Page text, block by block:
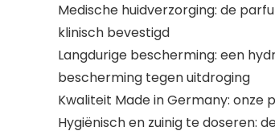
Medische huidverzorging: de
klinisch bevestigd
Langdurige bescherming: een
bescherming tegen uitdroging
Kwaliteit Made in Germany:
Hygiënisch en zuinig te doseren: